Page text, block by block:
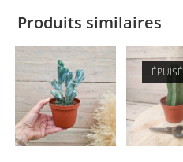
Produits similaires
ÉPUISÉ